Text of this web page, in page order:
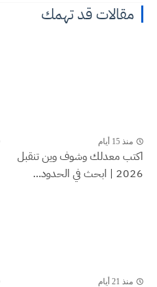
مقالات قد تهمك
منذ 15 أيام
اكتب معدلك وشوف وين تنقبل
2026 | ابحث في الحدود...
منذ 21 أيام